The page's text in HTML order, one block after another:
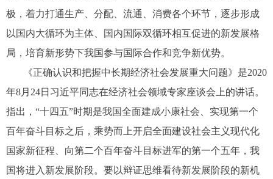
极，着力打通生产、分配、流通、消费各个环节，逐步形成
以国内大循环为主体、国内国际双循环相互促进的新发展格
局，培育新形势下我国参与国际合作和竞争新优势。
《正确认识和把握中长期经济社会发展重大问题》是2020
年8月24日习近平同志在经济社会领域专家座谈会上的讲话。
指出，“十四五”时期是我国全面建成小康社会、实现第一个
百年奋斗目标之后，乘势而上开启全面建设社会主义现代化
国家新征程、向第二个百年奋斗目标进军的第一个五年，我
国将进入新发展阶段。要以辩证思维看待新发展阶段的新机